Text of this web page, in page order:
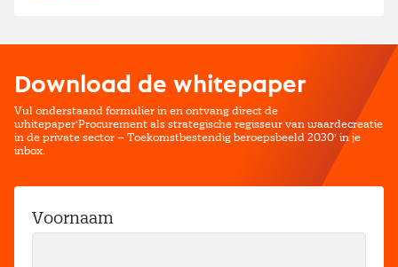
Download de whitepaper
Vul onderstaand formulier in en ontvang direct de
whitepaper'Procurement als strategische regisseur van waardecreatie
in de private sector – Toekomstbestendig beroepsbeeld 2030' in je
inbox.
Voornaam